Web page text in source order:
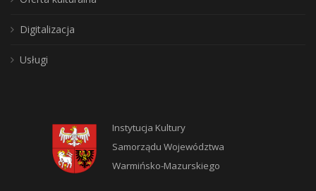
Digitalizacja
Usługi
Instytucja Kultury
Samorządu Województwa
Warmińsko-Mazurskiego